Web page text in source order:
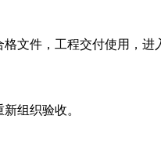
文件，工程交付使用，进
组织验收。